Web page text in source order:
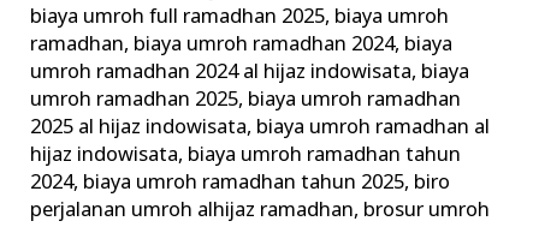
biaya umroh full ramadhan 2025, biaya umroh
ramadhan, biaya umroh ramadhan 2024, biaya
umroh ramadhan 2024 al hijaz indowisata, biaya
umroh ramadhan 2025, biaya umroh ramadhan
2025 al hijaz indowisata, biaya umroh ramadhan al
hijaz indowisata, biaya umroh ramadhan tahun
2024, biaya umroh ramadhan tahun 2025, biro
perjalanan umroh alhijaz ramadhan, brosur umroh